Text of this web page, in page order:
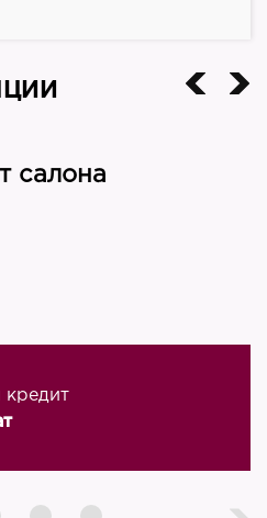
салона
кредит